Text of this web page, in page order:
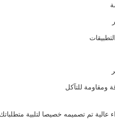
ومقاومة للتآكل
تم تصميمه خصيصا لتلبية